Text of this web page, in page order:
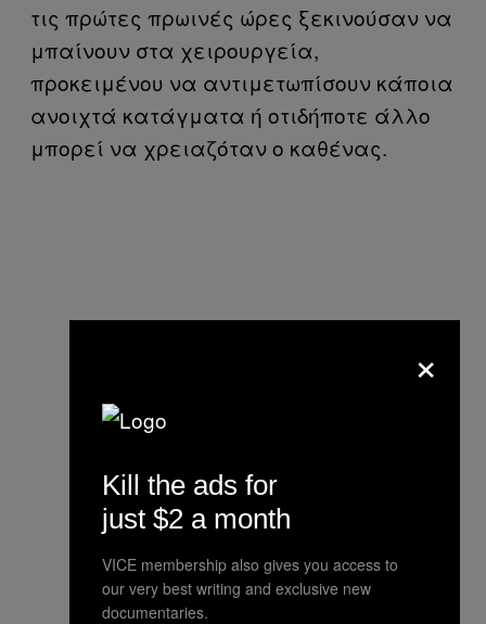
τις πρώτες πρωινές ώρες ξεκινούσαν να
μπαίνουν στα χειρουργεία,
προκειμένου να αντιμετωπίσουν κάποια
ανοιχτά κατάγματα ή οτιδήποτε άλλο
μπορεί να χρειαζόταν ο καθένας.
×
Kill the ads for
just $2 a month
VICE membership also gives you access to
our very best writing and exclusive new
documentaries.